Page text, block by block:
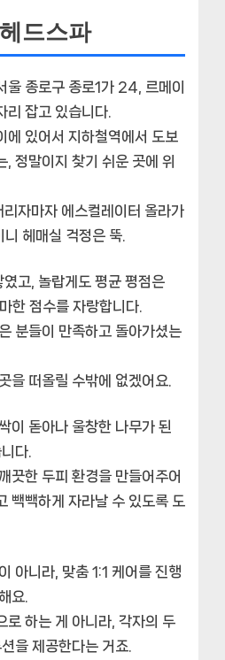
드스파
울 종로구 종로1가 24, 르메이
리 잡고 있습니다.
에 있어서 지하철역에서 도보
, 정말이지 찾기 쉬운 곳에 위
자마자 에스컬레이터 올라가
헤매실 걱정은 뚝.
고, 놀랍게도 평균 평점은
한 점수를 자랑합니다.
분들이 만족하고 돌아가셨는
을 떠올릴 수밖에 없겠어요.
이 돋아나 울창한 나무가 된
다.
깨끗한 두피 환경을 만들어주어
빽빽하게 자라날 수 있도록 도
아니라, 맞춤 1:1 케어 를 진행
요.
로 하는 게 아니라, 각자의 두
을 제공한다는 거죠.